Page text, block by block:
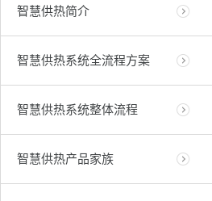
智慧供热简介
智慧供热系统全流程方案
智慧供热系统整体流程
智慧供热产品家族